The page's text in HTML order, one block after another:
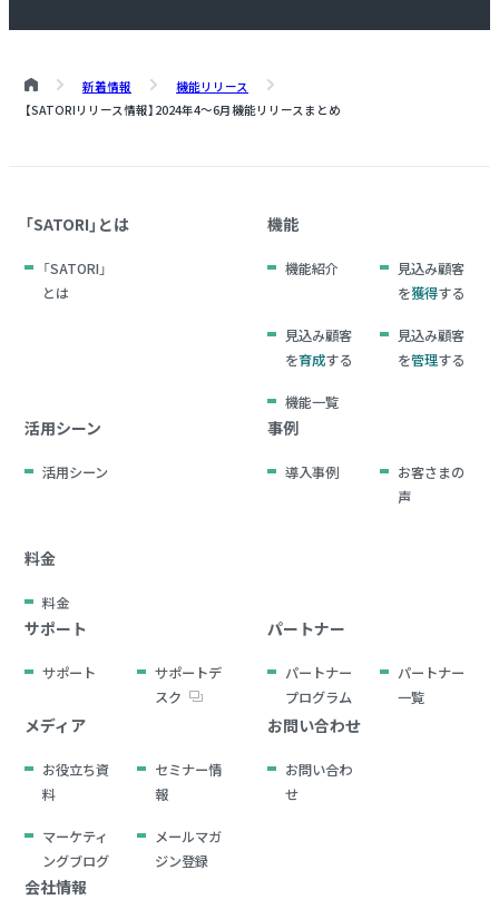
新着情報
機能リリース
【SATORIリリース情報】2024年4～6月機能リリースまとめ
「SATORI」とは
「SATORI」
とは
機能
機能紹介
見込み顧客
を獲得する
見込み顧客
を育成する
見込み顧客
を管理する
機能一覧
活用シーン
活用シーン
事例
導入事例
お客さまの
声
料金
料金
サポート
サポート
サポートデ
スク
パートナー
パートナー
プログラム
パートナー
一覧
メディア
お役立ち資
料
セミナー情
報
マーケティ
ングブログ
メールマガ
ジン登録
お問い合わせ
お問い合わ
せ
会社情報